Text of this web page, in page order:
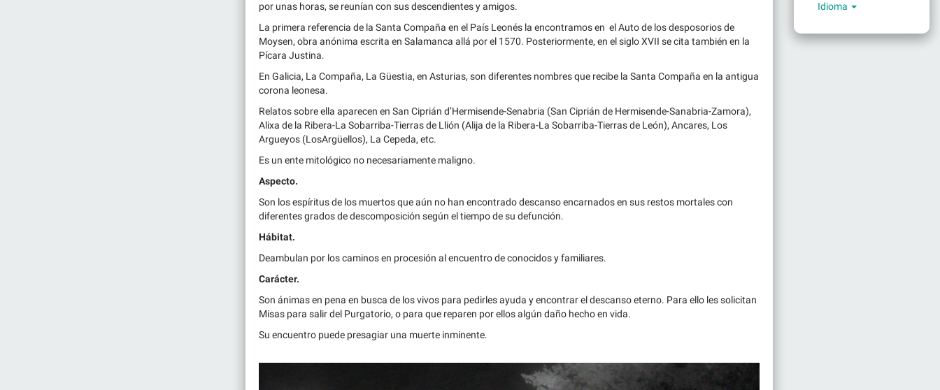
por unas horas, se reunían con sus descendientes y amigos.
La primera referencia de la Santa Compaña en el País Leonés la encontramos en el Auto de los desposorios de
Moysen, obra anónima escrita en Salamanca allá por el 1570. Posteriormente, en el siglo XVII se cita también en la
Pícara Justina.
En Galicia, La Compaña, La Güestia, en Asturias, son diferentes nombres que recibe la Santa Compaña en la antigua
corona leonesa.
Relatos sobre ella aparecen en San Ciprián d’Hermisende-Senabria (San Ciprián de Hermisende-Sanabria-Zamora),
Alixa de la Ribera-La Sobarriba-Tierras de Llión (Alija de la Ribera-La Sobarriba-Tierras de León), Ancares, Los
Argueyos (LosArgüellos), La Cepeda, etc.
Es un ente mitológico no necesariamente maligno.
Aspecto.
Son los espíritus de los muertos que aún no han encontrado descanso encarnados en sus restos mortales con
diferentes grados de descomposición según el tiempo de su defunción.
Hábitat.
Deambulan por los caminos en procesión al encuentro de conocidos y familiares.
Carácter.
Son ánimas en pena en busca de los vivos para pedirles ayuda y encontrar el descanso eterno. Para ello les solicitan
Misas para salir del Purgatorio, o para que reparen por ellos algún daño hecho en vida.
Su encuentro puede presagiar una muerte inminente.
Idioma